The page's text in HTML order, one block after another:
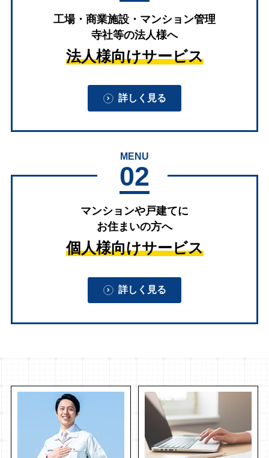
工場・商業施設・マンション管理
寺社等の法人様へ
法人様向けサービス
詳しく見る
MENU
02
マンションや戸建てに
お住まいの方へ
個人様向けサービス
詳しく見る